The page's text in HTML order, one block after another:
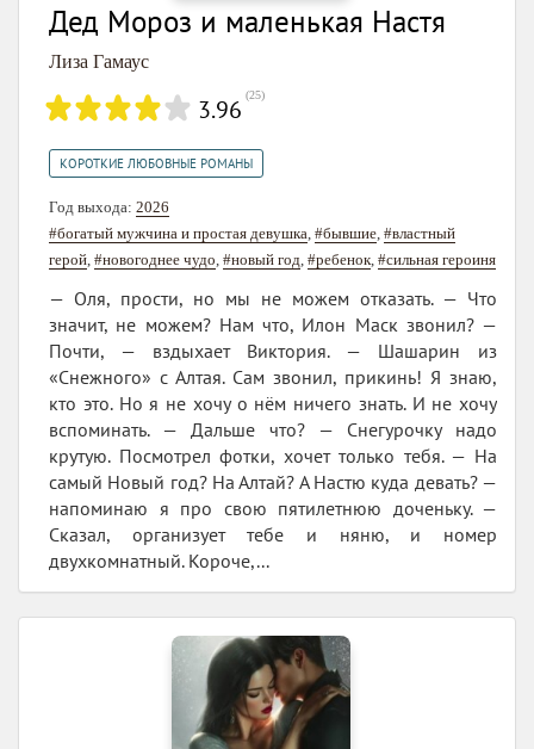
Дед Мороз и маленькая Настя
Лиза Гамаус
3.96 (25)
КОРОТКИЕ ЛЮБОВНЫЕ РОМАНЫ
Год выхода: 2026
#богатый мужчина и простая девушка #бывшие #властный
герой #новогоднее чудо #новый год #ребенок #сильная героиня
— Оля, прости, но мы не можем отказать. — Что
значит, не можем? Нам что, Илон Маск звонил? —
Почти, — вздыхает Виктория. — Шашарин из
«Снежного» с Алтая. Сам звонил, прикинь! Я знаю,
кто это. Но я не хочу о нём ничего знать. И не хочу
вспоминать. — Дальше что? — Снегурочку надо
крутую. Посмотрел фотки, хочет только тебя. — На
самый Новый год? На Алтай? А Настю куда девать? —
напоминаю я про свою пятилетнюю доченьку. —
Сказал, организует тебе и няню, и номер
двухкомнатный. Короче,...